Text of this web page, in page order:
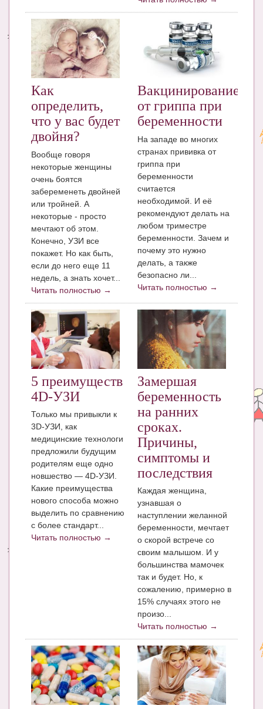
Календарь беременности
Энциклопедия
МАМИНА БИБЛИОТЕКА
Имена. Святцы
Энциклопедия беременных
Мамина энциклопедия
СЕРВИСЫ И ПРИЛОЖЕНИЯ
Сервис. Оценка роста и веса ребенка
Приложения для Android
Полезные ссылки
Опросы
НОВОСТИ ЛОПОТУНА
Блог Администратора
О проекте
Сотрудничество. Авторам
Как
определить,
что у вас будет
двойня?
Вообще говоря
некоторые женщины
очень боятся
забеременеть двойней
или тройней. А
некоторые - просто
мечтают об этом.
Конечно, УЗИ все
покажет. Но как быть,
если до него еще 11
недель, а знать хочет...
Читать полностью →
Вакцинирование
от гриппа при
беременности
На западе во многих
странах прививка от
гриппа при
беременности
считается
необходимой. И её
рекомендуют делать на
любом триместре
беременности. Зачем и
почему это нужно
делать, а также
безопасно ли...
Читать полностью →
5 преимуществ
4D-УЗИ
Только мы привыкли к
3D-УЗИ, как
медицинские технологи
предложили будущим
родителям еще одно
новшество — 4D-УЗИ.
Какие преимущества
нового способа можно
выделить по сравнению
с более стандарт...
Читать полностью →
Замершая
беременность
на ранних
сроках.
Причины,
симптомы и
последствия
Каждая женщина,
узнавшая о
наступлении желанной
беременности, мечтает
о скорой встрече со
своим малышом. И у
большинства мамочек
так и будет. Но, к
сожалению, примерно в
15% случаях этого не
произо...
Читать полностью →